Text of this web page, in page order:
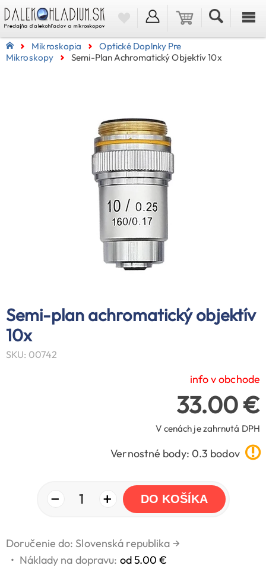
Mikroskopia
Optické Doplnky Pre
Mikroskopy
Semi-Plan Achromatický Objektív 10x
Semi-plan achromatický objektív
10x
SKU: 00742
info v obchode
33.00 €
V cenách je zahrnutá DPH
Vernostné body: 0.3 bodov
− 1 + DO KOŠÍKA
Doručenie do: Slovenská republika →
• Náklady na dopravu: od 5.00 €